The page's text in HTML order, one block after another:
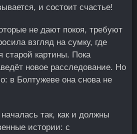
и состоит счастье!
не дают покоя, требуют
взгляд на сумку, где
старой картины. Пока
новое расследование. Но
в Болтужеве она снова не
так, как и должны
истории: с